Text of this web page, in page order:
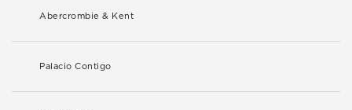
Abercrombie & Kent
Palacio Contigo